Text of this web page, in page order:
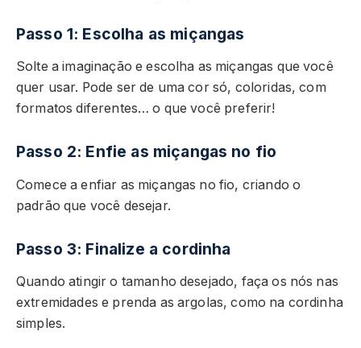
Passo 1: Escolha as miçangas
Solte a imaginação e escolha as miçangas que você
quer usar. Pode ser de uma cor só, coloridas, com
formatos diferentes… o que você preferir!
Passo 2: Enfie as miçangas no fio
Comece a enfiar as miçangas no fio, criando o
padrão que você desejar.
Passo 3: Finalize a cordinha
Quando atingir o tamanho desejado, faça os nós nas
extremidades e prenda as argolas, como na cordinha
simples.